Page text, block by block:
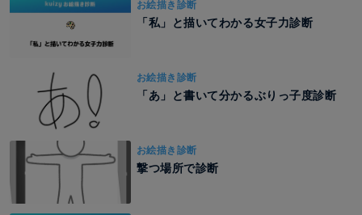
お絵描き診断
「私」と描いてわかる女子力診断
お絵描き診断
「あ」と書いて分かるぶりっ子度診断
お絵描き診断
撃つ場所で診断